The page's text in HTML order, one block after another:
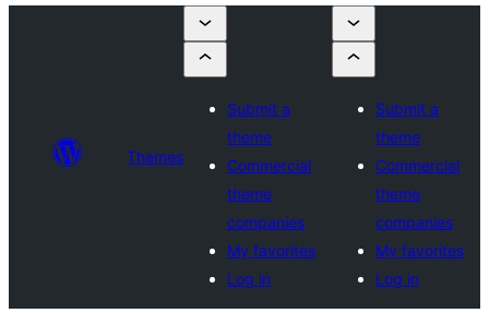
Themes
Submit a
theme
Commercial
theme
companies
My favorites
Log in
Submit a
theme
Commercial
theme
companies
My favorites
Log in